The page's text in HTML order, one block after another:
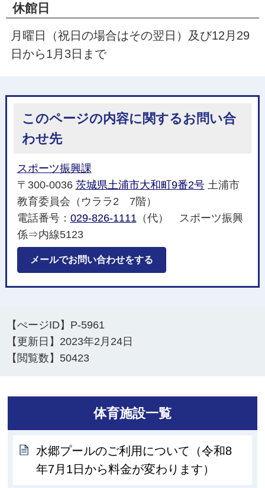
休館日
月曜日（祝日の場合はその翌日）及び12月29
日から1月3日まで
このページの内容に関するお問い合
わせ先
スポーツ振興課
〒300-0036 茨城県土浦市大和町9番2号土浦市
教育委員会（ウララ2 7階）
電話番号： 029-826-1111（代） スポーツ振興
係⇒内線5123
メールでお問い合わせをする
【ぺージID】 P-5961
【更新日】 2023年2月24日
【閲覧数】 50423
体育施設一覧
水郷プールのご利用について（令和8
年7月1日から料金が変わります）